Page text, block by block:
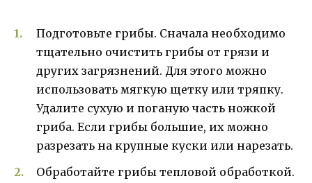
Подготовьте грибы. Сначала необходимо
тщательно очистить грибы от грязи и
других загрязнений. Для этого можно
использовать мягкую щетку или тряпку.
Удалите сухую и поганую часть ножкой
гриба. Если грибы большие, их можно
разрезать на крупные куски или нарезать.
Обработайте грибы тепловой обработкой.